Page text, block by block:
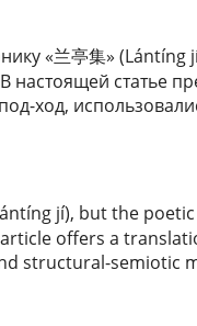
«兰亭集»
статье
ход,
jí), but the
offers a
structural-semiotic